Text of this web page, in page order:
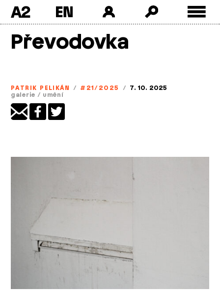
A2
Převodovka
PATRIK PELIKÁN / #21/2025 / 7. 10. 2025
galerie / umění